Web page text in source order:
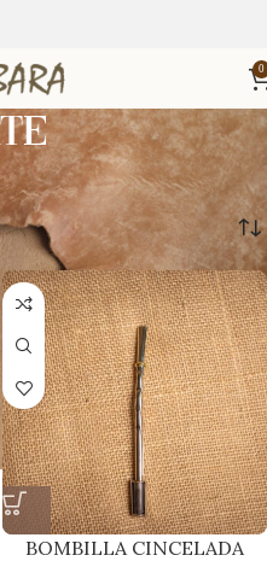
0
Mostrando 1–12 de 46 resultados
BOMBILLA CINCELADA